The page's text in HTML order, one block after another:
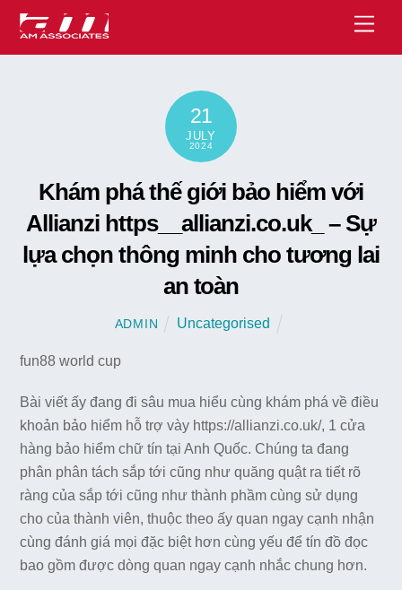
Skip
content
21
JULY
2024
Khám phá thế giới bảo hiểm với
Allianzi https__allianzi.co.uk_ – Sự
lựa chọn thông minh cho tương lai
an toàn
ADMIN Uncategorised
fun88 world cup
Bài viết ấy đang đi sâu mua hiểu cùng khám phá về điều
khoản bảo hiểm hỗ trợ vày https://allianzi.co.uk/, 1 cửa
hàng bảo hiểm chữ tín tại Anh Quốc. Chúng ta đang
phân phân tách sắp tới cũng như quăng quật ra tiết rõ
ràng của sắp tới cũng như thành phầm cùng sử dụng
cho của thành viên, thuộc theo ấy quan ngay cạnh nhận
cùng đánh giá mọi đặc biệt hơn cùng yếu để tín đồ đọc
bao gồm được dòng quan ngay cạnh nhắc chung hơn.